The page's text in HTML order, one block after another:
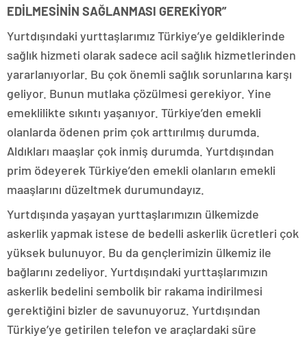
EDİLMESİNİN SAĞLANMASI GEREKİYOR”
Yurtdışındaki yurttaşlarımız Türkiye’ye geldiklerinde
sağlık hizmeti olarak sadece acil sağlık hizmetlerinden
yararlanıyorlar. Bu çok önemli sağlık sorunlarına karşı
geliyor. Bunun mutlaka çözülmesi gerekiyor. Yine
emeklilikte sıkıntı yaşanıyor. Türkiye’den emekli
olanlarda ödenen prim çok arttırılmış durumda.
Aldıkları maaşlar çok inmiş durumda. Yurtdışından
prim ödeyerek Türkiye’den emekli olanların emekli
maaşlarını düzeltmek durumundayız.
Yurtdışında yaşayan yurttaşlarımızın ülkemizde
askerlik yapmak istese de bedelli askerlik ücretleri çok
yüksek bulunuyor. Bu da gençlerimizin ülkemiz ile
bağlarını zedeliyor. Yurtdışındaki yurttaşlarımızın
askerlik bedelini sembolik bir rakama indirilmesi
gerektiğini bizler de savunuyoruz. Yurtdışından
Türkiye’ye getirilen telefon ve araçlardaki süre